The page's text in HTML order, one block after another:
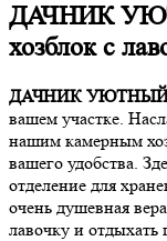
ДАЧНИК
хозблок с
ДАЧНИК
вашем участке.
нашим камерным
вашего удобства.
отделение для
очень душевная
лавочку и отдыхать